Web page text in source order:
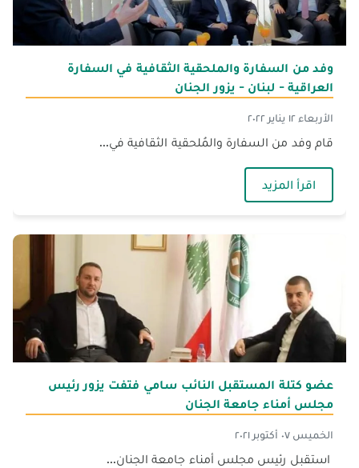
وفد من السفارة والملحقية الثقافية في السفارة
العراقية - لبنان - يزور الجنان
الأربعاء ١٢ يناير ٢٠٢٢
قام وفد من السفارة والمُلحقية الثقافية في...
اقرأ المزيد— وفد من السفارة والملحقية الثقافية في
عضو كتلة المستقبل النائب سامي فتفت يزور رئيس
مجلس أمناء جامعة الجنان
الخميس ٠٧ أكتوبر ٢٠٢١
استقبل رئيس مجلس أمناء جامعة الجنان...